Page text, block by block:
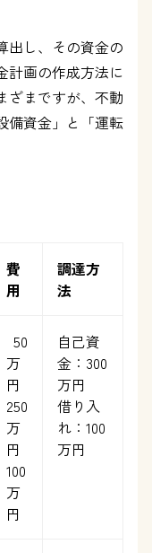
出し、その資金の
計画の作成方法に
ざまですが、不動
備資金」と「運転
費
用
調達方
法
50
万
円
250
万
円
100
万
円
自己資
金：300
万円
借り入
れ：100
万円